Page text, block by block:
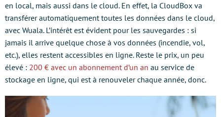
en local, mais aussi dans le cloud. En effet, la CloudBox va
transférer automatiquement toutes les données dans le cloud,
avec Wuala. L’intérêt est évident pour les sauvegardes : si
jamais il arrive quelque chose à vos données (incendie, vol,
etc.), elles restent accessibles en ligne. Reste le prix, un peu
élevé : 200 € avec un abonnement d’un an au service de
stockage en ligne, qui est à renouveler chaque année, donc.